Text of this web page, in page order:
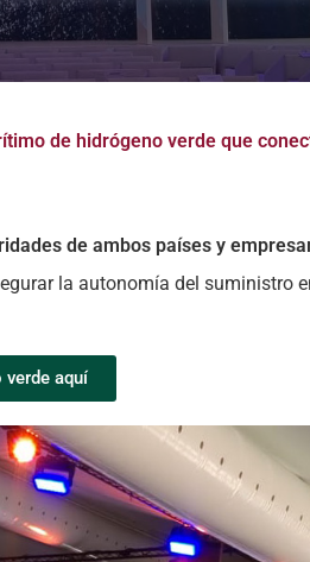
de hidrógeno verde que
de ambos países y
la autonomía del suministro
aquí